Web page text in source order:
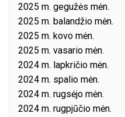
2025 m. gegužės mėn.
2025 m. balandžio mėn.
2025 m. kovo mėn.
2025 m. vasario mėn.
2024 m. lapkričio mėn.
2024 m. spalio mėn.
2024 m. rugsėjo mėn.
2024 m. rugpjūčio mėn.